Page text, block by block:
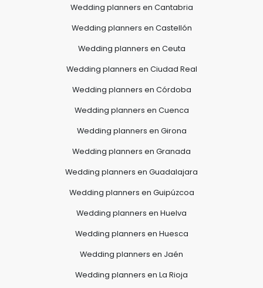
Wedding planners en Cantabria
Wedding planners en Castellón
Wedding planners en Ceuta
Wedding planners en Ciudad Real
Wedding planners en Córdoba
Wedding planners en Cuenca
Wedding planners en Girona
Wedding planners en Granada
Wedding planners en Guadalajara
Wedding planners en Guipúzcoa
Wedding planners en Huelva
Wedding planners en Huesca
Wedding planners en Jaén
Wedding planners en La Rioja